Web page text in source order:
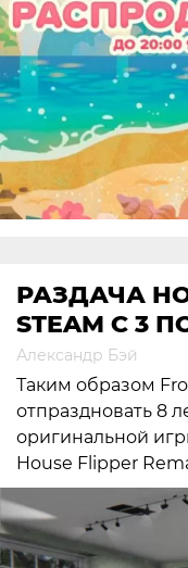
РАЗДАЧА
STEAM С 3
Александр Бэй
Таким образом
отпраздновать 8
оригинальной
House Flipper